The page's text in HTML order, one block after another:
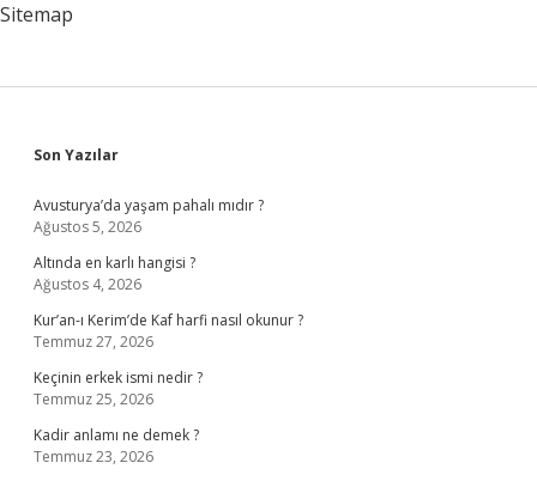
Sitemap
Sidebar
Son Yazılar
Avusturya’da yaşam pahalı mıdır ?
Ağustos 5, 2026
Altında en karlı hangisi ?
Ağustos 4, 2026
Kur’an-ı Kerim’de Kaf harfi nasıl okunur ?
Temmuz 27, 2026
Keçinin erkek ismi nedir ?
Temmuz 25, 2026
Kadir anlamı ne demek ?
Temmuz 23, 2026